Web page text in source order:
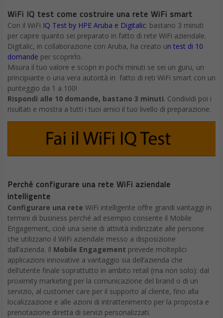
WiFi IQ test come costruire una rete WiFi smart
Con il WiFi IQ Test by HPE Aruba e Digitalic: bastano 3 minuti
per capire quanto sei preparato in fatto di rete WiFi aziendale.
Digitalic, in collaborazione con Aruba, ha creato un test di 10
domande per scoprirlo.
Misura il tuo valore e scopri in pochi minuti se sei un guru, un
principiante o una vera autorità in fatto di reti WiFi smart con un
punteggio da 1 a 100!
Rispondi alle 10 domande, bastano 3 minuti. Condividi poi i
risultati e mostra a tutti i tuoi amici il tuo livello di preparazione.
Perché configurare una rete WiFi aziendale
intelligente
Configurare una rete WiFi intelligente offre grandi vantaggi in
termini di business perché ad esempio consente il Mobile
Engagement, cioè una serie di attività indirizzate alle persone
che utilizzano il WiFi aziendale messo a disposizione
dall’azienda. Il Mobile Engagement prevede molteplici
applicazioni innovative a vantaggio sia dell’azienda che
dell’utente finale soprattutto in ambito retail (ma non solo): dal
proximity marketing per la comunicazione del brand o di un
servizio, al customer care per il supporto al cliente, fino alla
localizzazione e alle azioni di intrattenimento per la proposta e
prenotazione diretta di servizi personalizzati.